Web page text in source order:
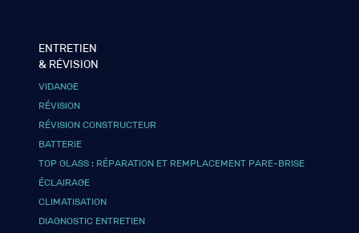
ENTRETIEN
& RÉVISION
VIDANGE
RÉVISION
RÉVISION CONSTRUCTEUR
BATTERIE
TOP GLASS : RÉPARATION ET REMPLACEMENT PARE-BRISE
ÉCLAIRAGE
CLIMATISATION
DIAGNOSTIC ENTRETIEN